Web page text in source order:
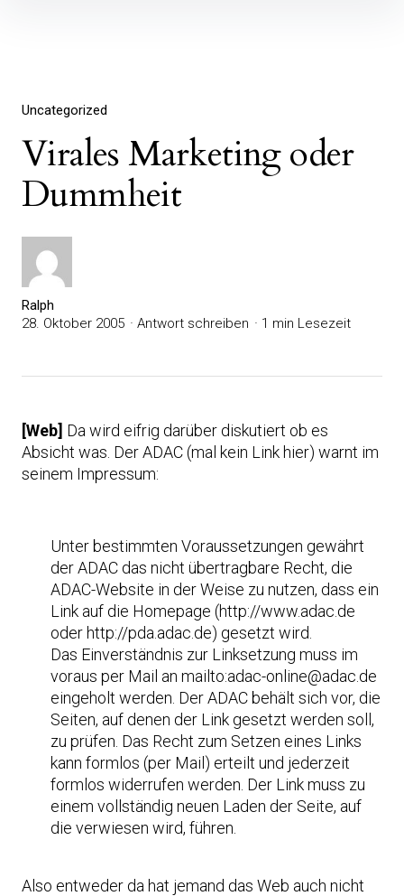
Uncategorized
Virales Marketing oder
Dummheit
Ralph
28. Oktober 2005
Antwort schreiben 1 min Lesezeit
[Web] Da wird eifrig darüber diskutiert ob es
Absicht was. Der ADAC (mal kein Link hier) warnt im
seinem Impressum:
Unter bestimmten Voraussetzungen gewährt
der ADAC das nicht übertragbare Recht, die
ADAC-Website in der Weise zu nutzen, dass ein
Link auf die Homepage (http://www.adac.de
oder http://pda.adac.de) gesetzt wird.
Das Einverständnis zur Linksetzung muss im
voraus per Mail an mailto:adac-online@adac.de
eingeholt werden. Der ADAC behält sich vor, die
Seiten, auf denen der Link gesetzt werden soll,
zu prüfen. Das Recht zum Setzen eines Links
kann formlos (per Mail) erteilt und jederzeit
formlos widerrufen werden. Der Link muss zu
einem vollständig neuen Laden der Seite, auf
die verwiesen wird, führen.
Also entweder da hat jemand das Web auch nicht